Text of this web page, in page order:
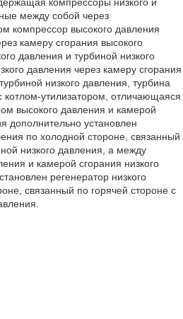
между собой через
компрессор высокого давления
камеру сгорания высокого
давления и турбиной низкого
давления через камеру сгорания
низкого давления, турбина
котлом-утилизатором, отличающаяся
высокого давления и камерой
дополнительно установлен
по холодной стороне, связанный
низкого давления, а между
и камерой сгорания низкого
регенератор низкого
связанный по горячей стороне с